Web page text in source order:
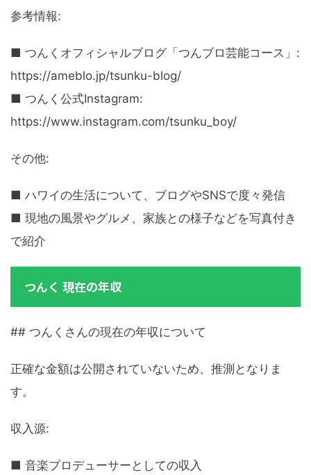
参考情報:
■ つんくオフィシャルブログ「つんブロ芸能コース」:
https://ameblo.jp/tsunku-blog/
■ つんく公式Instagram:
https://www.instagram.com/tsunku_boy/
その他:
■ ハワイの生活について、ブログやSNSで度々発信
■ 現地の風景やグルメ、家族との様子などを写真付き
で紹介
つんく 現在の年収
## つんくさんの現在の年収について
正確な金額は公開されていないため、推測となりま
す。
収入源:
■ 音楽プロデューサーとしての収入